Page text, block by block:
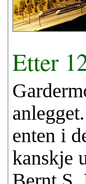
Etter
enten i
kanskje